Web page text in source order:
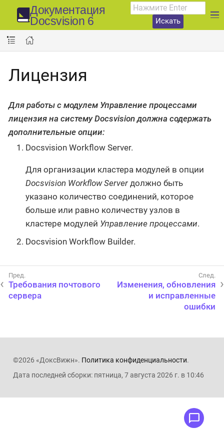
Документация
Docsvision 6
Искать
Лицензия
Для работы с модулем Управление процессами
лицензия на систему Docsvision должна содержать
дополнительные опции:
Docsvision Workflow Server.
Для организации кластера модулей в опции
Docsvision Workflow Server должно быть
указано количество соединений, которое
больше или равно количеству узлов в
кластере модулей Управление процессами.
Docsvision Workflow Builder.
Требования почтового
сервера
Изменения, обновления
и исправленные
ошибки
©2026 «ДоксВижн». Политика конфиденциальности.
Дата последней сборки: пятница, 7 августа 2026 г. в 10:46